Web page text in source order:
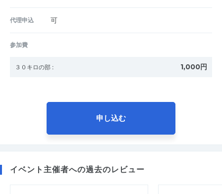
代理申込 可
参加費
３０キロの部 : 1,000円
申し込む
イベント主催者への過去のレビュー